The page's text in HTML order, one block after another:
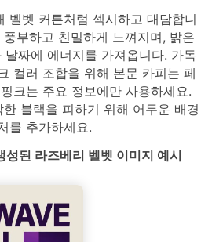
벨벳 커튼처럼 섹시하고 대담합니
부하고 친밀하게 느껴지며, 밝은
짜에 에너지를 가져옵니다. 가독
컬러 조합을 위해 본문 카피는 페
크는 주요 정보에만 사용하세요.
블랙을 피하기 위해 어두운 배경
를 추가하세요.
된 라즈베리 벨벳 이미지 예시